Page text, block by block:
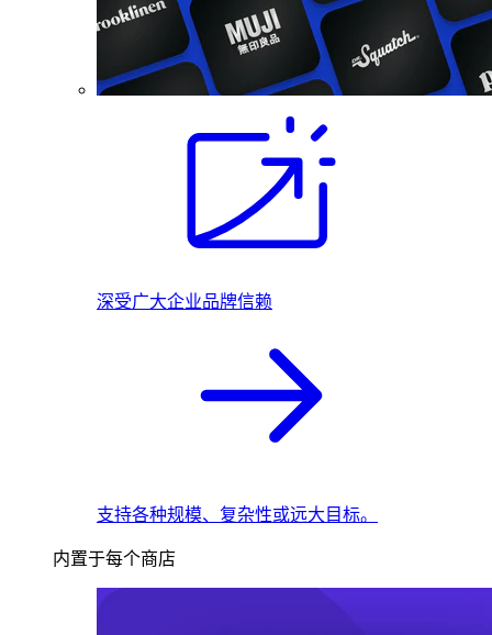
深受广大企业品牌信赖
支持各种规模、复杂性或远大目标。
内置于每个商店